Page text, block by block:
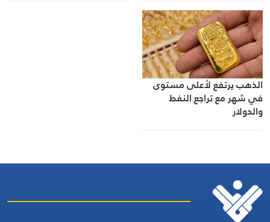
الذهب يرتفع لأعلى مستوى
في شهر مع تراجع النفط
والدولار